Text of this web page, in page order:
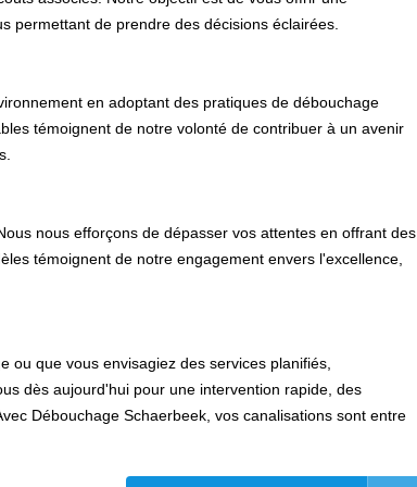
permettant de prendre des décisions éclairées.
en adoptant des pratiques de débouchage
témoignent de notre volonté de contribuer à un avenir
nous efforçons de dépasser vos attentes en offrant des
témoignent de notre engagement envers l'excellence,
ou que vous envisagiez des services planifiés,
dès aujourd'hui pour une intervention rapide, des
Débouchage Schaerbeek, vos canalisations sont entre